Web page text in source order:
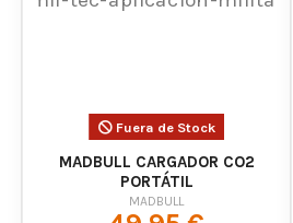
Fuera de Stock
MADBULL CARGADOR CO2
PORTÁTIL
MADBULL